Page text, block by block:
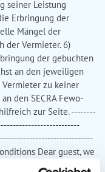
seiner Leistung
Erbringung der
Mängel der
der Vermieter. 6)
der gebuchten
an den jeweiligen
zu keiner
den SECRA Fewo-
zur Seite. --------
Dear guest, we
accommodation.